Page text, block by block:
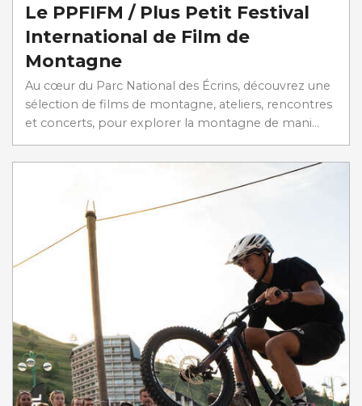
Le PPFIFM / Plus Petit Festival
International de Film de
Montagne
Au cœur du Parc National des Écrins, découvrez une
sélection de films de montagne, ateliers, rencontres
et concerts, pour explorer la montagne de mani...